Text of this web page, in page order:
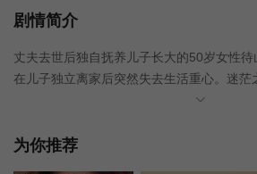
第07集
剧情简介
丈夫去世后独自抚养儿子长大的50岁女性待
在儿子独立离家后突然失去生活重心。迷茫
所“三个月速成寿司职人”的寿司学院学习。
同学们，凑在手忙脚乱中重新找回生活节奏
为你推荐